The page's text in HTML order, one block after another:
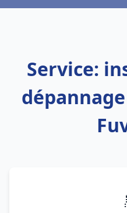
Service: